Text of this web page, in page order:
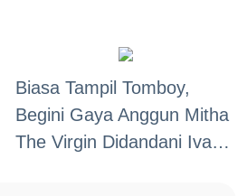
Biasa Tampil Tomboy,
Begini Gaya Anggun Mitha
The Virgin Didandani Ivan